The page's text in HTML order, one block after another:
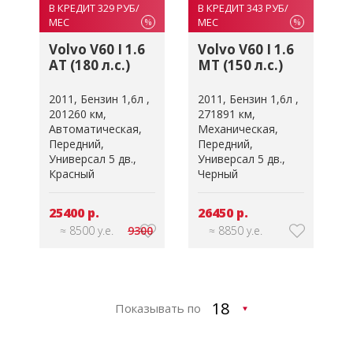
В КРЕДИТ 329 РУБ/
МЕС
%
Volvo V60 I 1.6
AT (180 л.с.)
2011
Бензин 1,6л
201260 км
Автоматическая
Передний
Универсал 5 дв.
Красный
25400 р.
≈ 8500 у.е. 9300
В КРЕДИТ 343 РУБ/
МЕС
%
Volvo V60 I 1.6
MT (150 л.с.)
2011
Бензин 1,6л
271891 км
Механическая
Передний
Универсал 5 дв.
Черный
26450 р.
≈ 8850 у.е.
Показывать по